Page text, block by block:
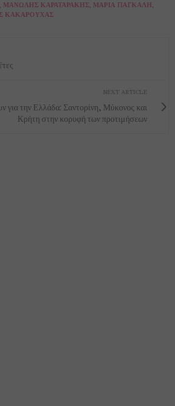
, ΜΑΝΏΛΗΣ ΚΑΡΑΤΑΡΆΚΗΣ, ΜΑΡΊΑ ΠΆΓΚΑΛΗ,
ΚΑΚΑΡΟΎΧΑΣ
NEXT ARTICLE
για την Ελλάδα: Σαντορίνη, Μύκονος και
Κρήτη στην κορυφή των προτιμήσεων